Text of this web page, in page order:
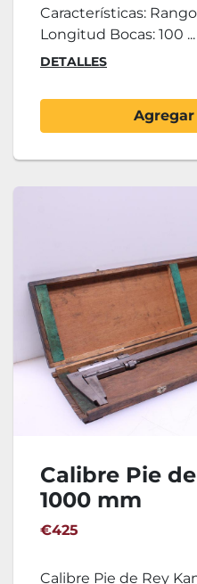
Características:
Longitud Bocas: 100 ...
DETALLES
Calibre Pie
1000 mm
€425
Calibre Pie de Rey